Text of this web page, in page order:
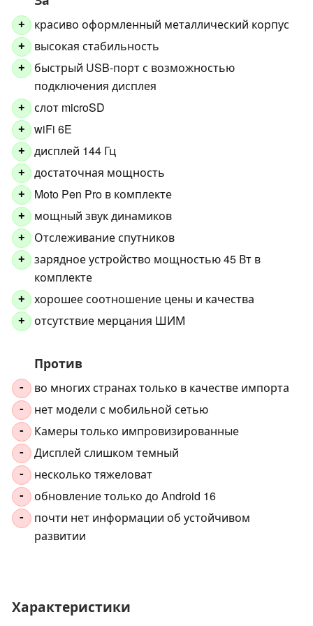
+ красиво оформленный металлический корпус
+ высокая стабильность
+
быстрый USB-порт с возможностью
подключения дисплея
+ слот microSD
+ wiFi 6E
+ дисплей 144 Гц
+ достаточная мощность
+ Moto Pen Pro в комплекте
+ мощный звук динамиков
+ Отслеживание спутников
+
зарядное устройство мощностью 45 Вт в
комплекте
+ хорошее соотношение цены и качества
+ отсутствие мерцания ШИМ
Против
- во многих странах только в качестве импорта
- нет модели с мобильной сетью
- Камеры только импровизированные
- Дисплей слишком темный
- несколько тяжеловат
- обновление только до Android 16
-
почти нет информации об устойчивом
развитии
Характеристики